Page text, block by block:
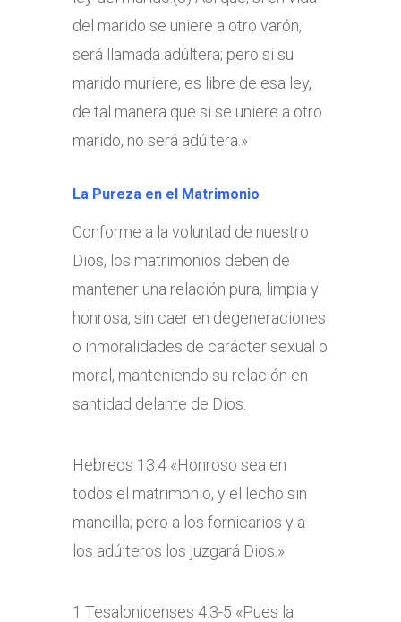
del marido se uniere a otro varón,
será llamada adúltera; pero si su
marido muriere, es libre de esa ley,
de tal manera que si se uniere a otro
marido, no será adúltera.»
La Pureza en el Matrimonio
Conforme a la voluntad de nuestro
Dios, los matrimonios deben de
mantener una relación pura, limpia y
honrosa, sin caer en degeneraciones
o inmoralidades de carácter sexual o
moral, manteniendo su relación en
santidad delante de Dios.
Hebreos 13:4 «Honroso sea en
todos el matrimonio, y el lecho sin
mancilla; pero a los fornicarios y a
los adúlteros los juzgará Dios.»
1 Tesalonicenses 4:3-5 «Pues la